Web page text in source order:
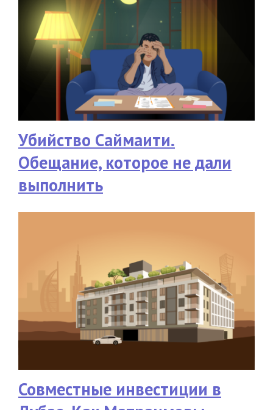
Убийство Саймаити.
Обещание, которое не дали
выполнить
Совместные инвестиции в